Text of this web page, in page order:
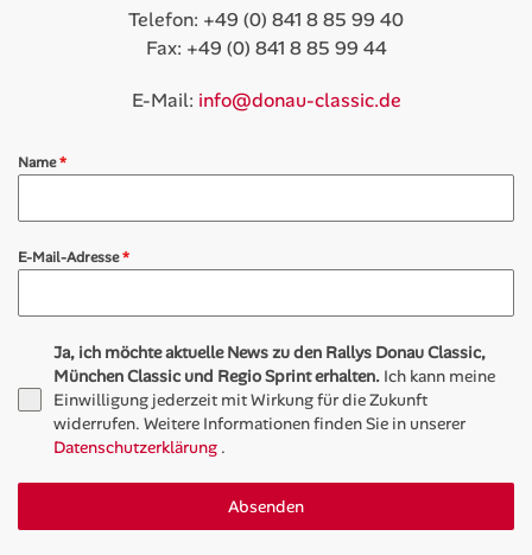
Telefon: +49 (0) 841 8 85 99 40
Fax: +49 (0) 841 8 85 99 44
E-Mail: info@donau-classic.de
Name*
E-Mail-Adresse*
Ja, ich möchte aktuelle News zu den Rallys Donau Classic,
München Classic und Regio Sprint erhalten. Ich kann meine
Einwilligung jederzeit mit Wirkung für die Zukunft
widerrufen. Weitere Informationen finden Sie in unserer
Datenschutzerklärung .
Absenden